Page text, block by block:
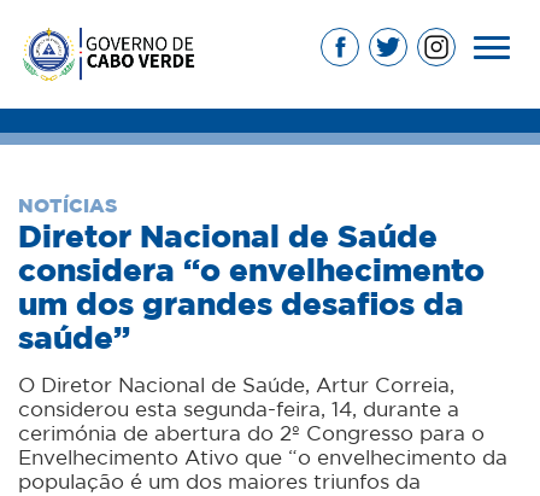
NOTÍCIAS
Diretor Nacional de Saúde
considera “o envelhecimento
um dos grandes desafios da
saúde”
O Diretor Nacional de Saúde, Artur Correia,
considerou esta segunda-feira, 14, durante a
cerimónia de abertura do 2º Congresso para o
Envelhecimento Ativo que “o envelhecimento da
população é um dos maiores triunfos da